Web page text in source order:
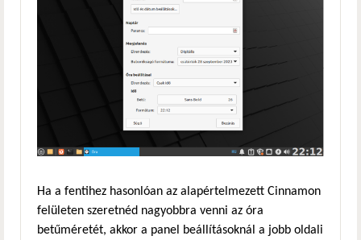
Ha a fentihez hasonlóan az alapértelmezett Cinnamon
felületen szeretnéd nagyobbra venni az óra
betűméretét, akkor a panel beállításoknál a jobb oldali